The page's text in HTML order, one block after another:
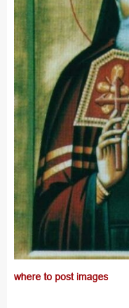
where to post images